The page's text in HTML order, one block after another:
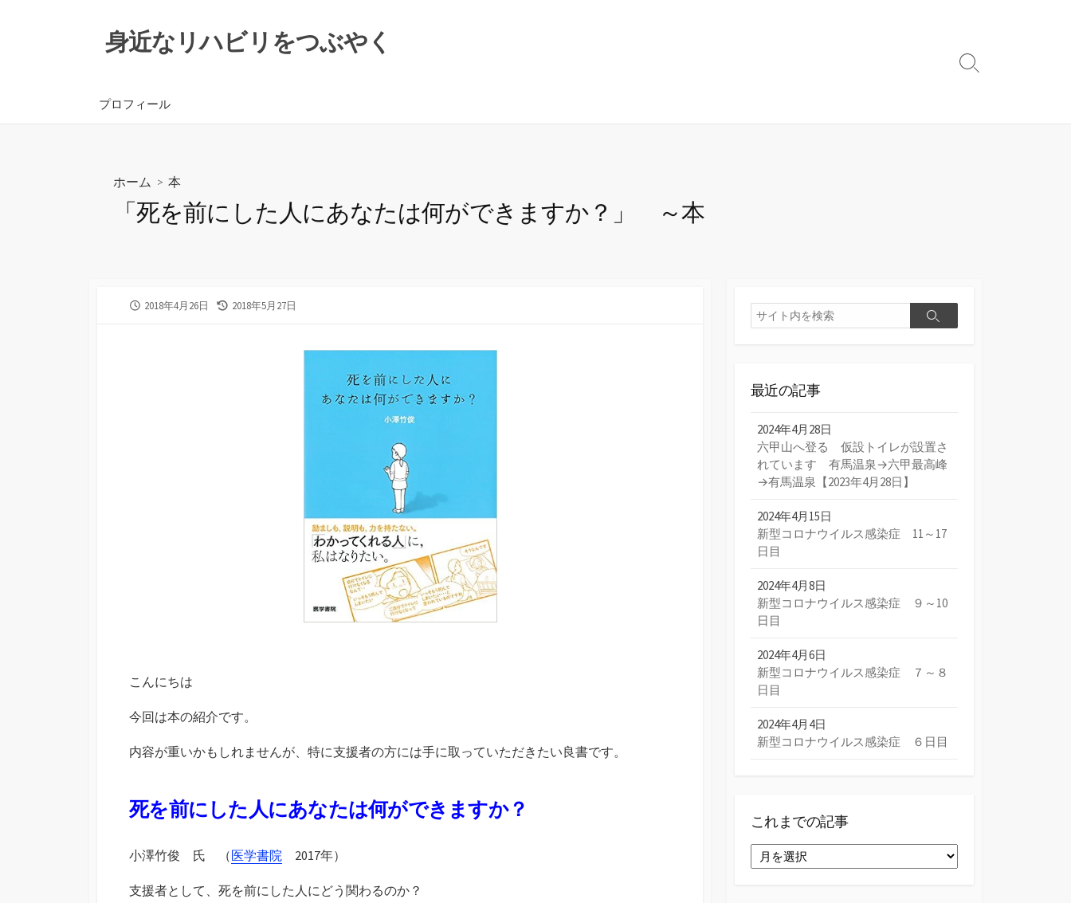
身近なリハビリをつぶやく
プロフィール
検
ホーム > 本
「死を前にした人にあなたは何ができますか？」 ～本
公
2018年4月26日
最
2018年5月27日
こんにちは
今回は本の紹介です。
内容が重いかもしれませんが、特に支援者の方には手に取っていただきたい良書です。
死を前にした人にあなたは何ができますか？
小澤竹俊 氏 （医学書院 2017年）
支援者として、死を前にした人にどう関わるのか？
検
索
検
最近の記事
2024年4月28日
六甲山へ登る 仮設トイレが設置さ
れています 有馬温泉→六甲最高峰
→有馬温泉【2023年4月28日】
2024年4月15日
新型コロナウイルス感染症 11～17
日目
2024年4月8日
新型コロナウイルス感染症 ９～10
日目
2024年4月6日
新型コロナウイルス感染症 ７～８
日目
2024年4月4日
新型コロナウイルス感染症 ６日目
これまでの記事
れ